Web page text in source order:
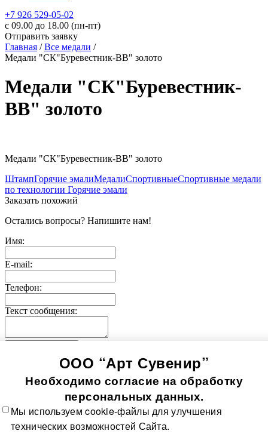
+7 926 529-05-02
c 09.00 до 18.00 (пн-пт)
Отправить заявку
Главная /Все медали /
Медали "СК"Буревестник-ВВ" золото
Медали "СК"Буревестник-
ВВ" золото
Медали "СК"Буревестник-ВВ" золото
ШтампГорячие эмалиМедалиСпортивныеСпортивные медали
по технологии Горячие эмали
Заказать похожий
Остались вопросы? Напишите нам!
Имя:
E-mail:
Телефон:
Текст сообщения:
Значки-медали
Использование информации, содержащейся на сайте, в том
числе фото продукции, без согласия правообладателя, влечет
возникновение ответственности согласно ст. 1250-1252 ГК
РФ, ст. 7.12 КоАП РФ и ст. 146, 147 УК РФ
Все значки Все медали О компании Контакты
изготовления Политика в отношении обработки
ООО “Арт Сувенир”
Необходимо согласие на обработку
персональных данных.
Мы используем cookie-файлы для улучшения
технических возможностей Сайта.